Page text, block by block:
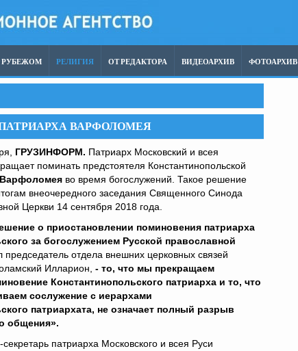
РУБЕЖОМ РЕЛИГИЯ ОТ РЕДАКТОРА ВИДЕОАРХИВ ФОТОАРХИВ
ВАРФОЛОМЕЯ
ГРУЗИНФОРМ. Патриарх Московский и всея
поминать предстоятеля Константинопольской
Варфоломея во время богослужений. Такое решение
внеочередного заседания Священного Синода
Церкви 14 сентября 2018 года.
о приостановлении поминовения патриарха
за богослужением Русской православной
отдела внешних церковных связей
Илларион, - то, что мы прекращаем
Константинопольского патриарха и то, что
сослужение с иерархами
патриархата, не означает полный разрыв
общения».
патриарха Московского и всея Руси